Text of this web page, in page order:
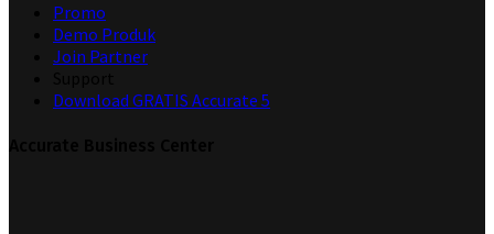
Promo
Demo Produk
Join Partner
Download GRATIS Accurate 5